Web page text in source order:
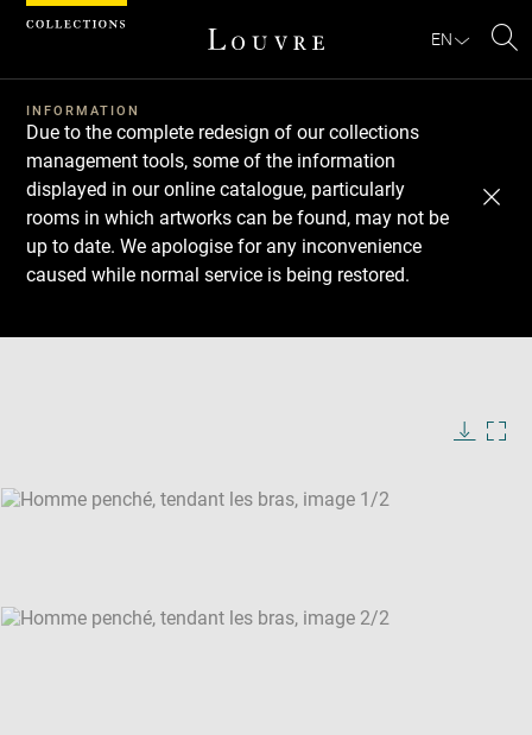
EN
INFORMATION
Due to the complete redesign of our collections
management tools, some of the information
displayed in our online catalogue, particularly
rooms in which artworks can be found, may not be
up to date. We apologise for any inconvenience
caused while normal service is being restored.
SKIP IMAGE CAROUSEL
Download
Next
Previous
Cookies management panel